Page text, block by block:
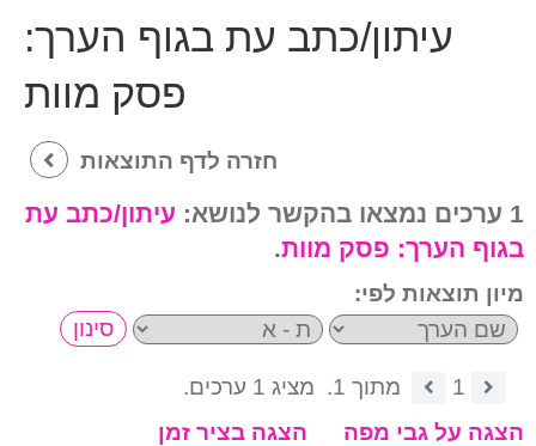
עיתון/כתב עת בגוף הערך:
פסק מוות
חזרה לדף התוצאות
1 ערכים נמצאו בהקשר לנושא:
עיתון/כתב עת
בגוף הערך: פסק מוות.
מיון תוצאות לפי:
1 מתוך 1.
מציג 1 ערכים.
הצגה על גבי מפה
הצגה בציר זמן